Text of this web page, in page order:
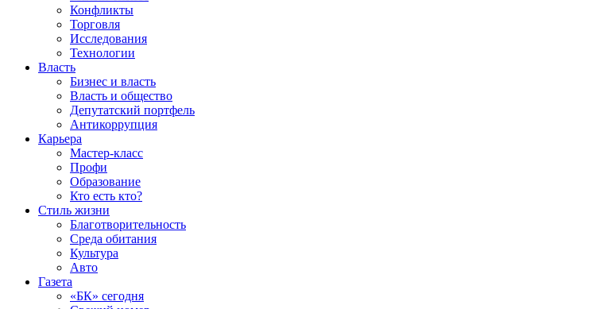
Конфликты
Торговля
Исследования
Технологии
Власть
Бизнес и власть
Власть и общество
Депутатский портфель
Антикоррупция
Карьера
Мастер-класс
Профи
Образование
Кто есть кто?
Стиль жизни
Благотворительность
Среда обитания
Культура
Авто
Газета
«БК» сегодня